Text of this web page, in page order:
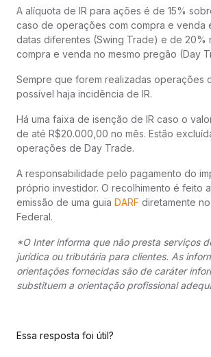
A alíquota de IR para ações é de 15%
caso de operações com compra e venda
datas diferentes (Swing Trade) e de 20%
compra e venda no mesmo pregão (Day
Sempre que forem realizadas operações
possível haja incidência de IR.
Há uma faixa de isenção de IR caso o
de até R$20.000,00 no mês. Estão
operações de Day Trade.
A responsabilidade pelo pagamento do
próprio investidor. O recolhimento é feito
emissão de uma guia DARF diretamente
Federal.
*O Inter informa que não presta serviços
jurídica ou tributária para clientes. As
orientações fornecidas são de caráter
substituem a orientação profissional
Essa resposta foi útil?